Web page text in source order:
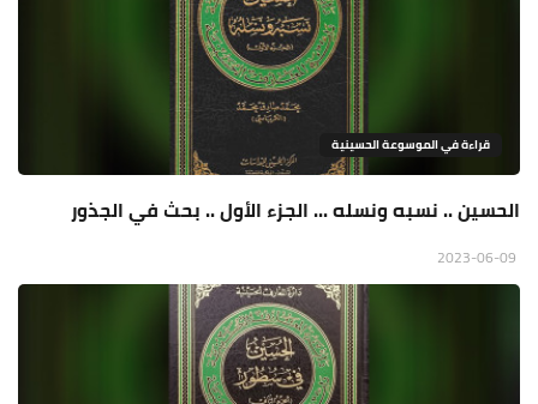
قراءة في الموسوعة الحسينية
الحسين .. نسبه ونسله ... الجزء الأول .. بحث في الجذور